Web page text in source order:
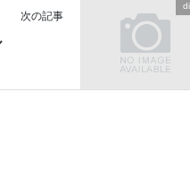
次の記事